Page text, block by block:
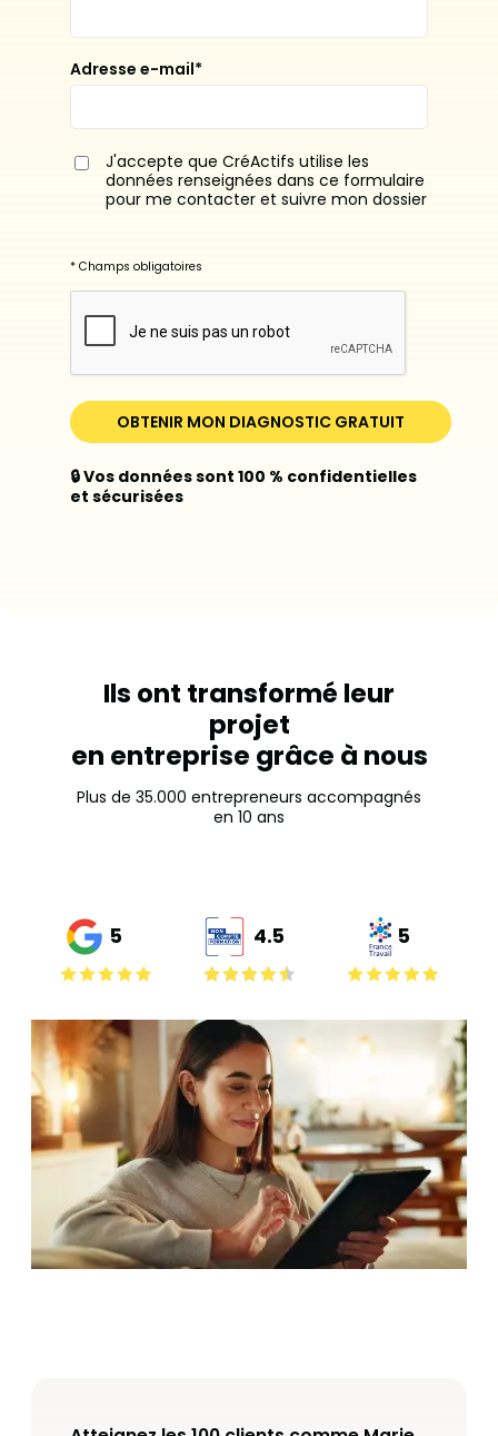
Adresse e-mail*
J'accepte que CréActifs utilise les
données renseignées dans ce formulaire
pour me contacter et suivre mon dossier
* Champs obligatoires
🔒 Vos données sont 100 % confidentielles
et sécurisées
Ils ont transformé leur
projet
en entreprise grâce à nous
Plus de 35.000 entrepreneurs accompagnés
en 10 ans
5 4.5 5